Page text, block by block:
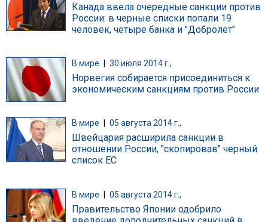
Канада ввела очередные санкции против
России: в черные списки попали 19
человек, четыре банка и "Добролет"
В мире 30 июля 2014 г.,
Норвегия собирается присоединиться к
экономическим санкциям против России
В мире 05 августа 2014 г.,
Швейцария расширила санкции в
отношении России, "скопировав" черный
список ЕС
В мире | 05 августа 2014 г.,
Правительство Японии одобрило